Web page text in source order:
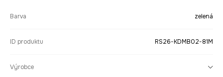
Barva zelená
ID produktu RS26-KDMB02-81M
Výrobce